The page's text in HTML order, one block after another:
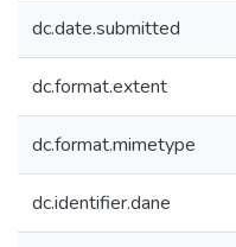
dc.date.submitted
dc.format.extent
dc.format.mimetype
dc.identifier.dane